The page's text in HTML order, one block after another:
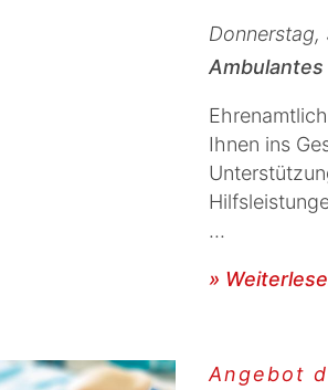
Donnerstag,
Ihnen ins
...
»
Angebot